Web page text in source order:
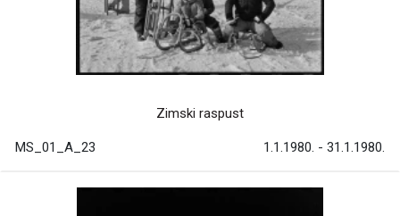
Zimski raspust
MS_01_A_23 1.1.1980. - 31.1.1980.